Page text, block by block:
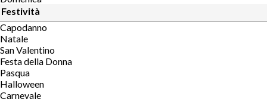
Festività
Capodanno
Natale
San Valentino
Festa della Donna
Pasqua
Halloween
Carnevale